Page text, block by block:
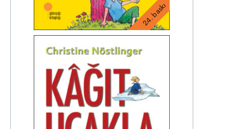
24. baskı